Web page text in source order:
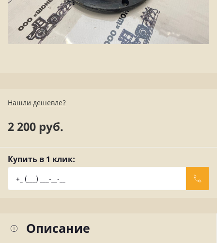
Нашли дешевле?
2 200 руб.
Купить в 1 клик:
Описание